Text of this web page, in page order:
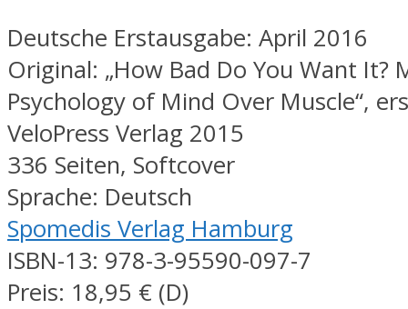
Deutsche Erstausgabe: April 2016
Original: „How Bad Do You Want It?
Psychology of Mind Over Muscle“,
VeloPress Verlag 2015
336 Seiten, Softcover
Sprache: Deutsch
Spomedis Verlag Hamburg
ISBN-13: 978-3-95590-097-7
Preis: 18,95 € (D)